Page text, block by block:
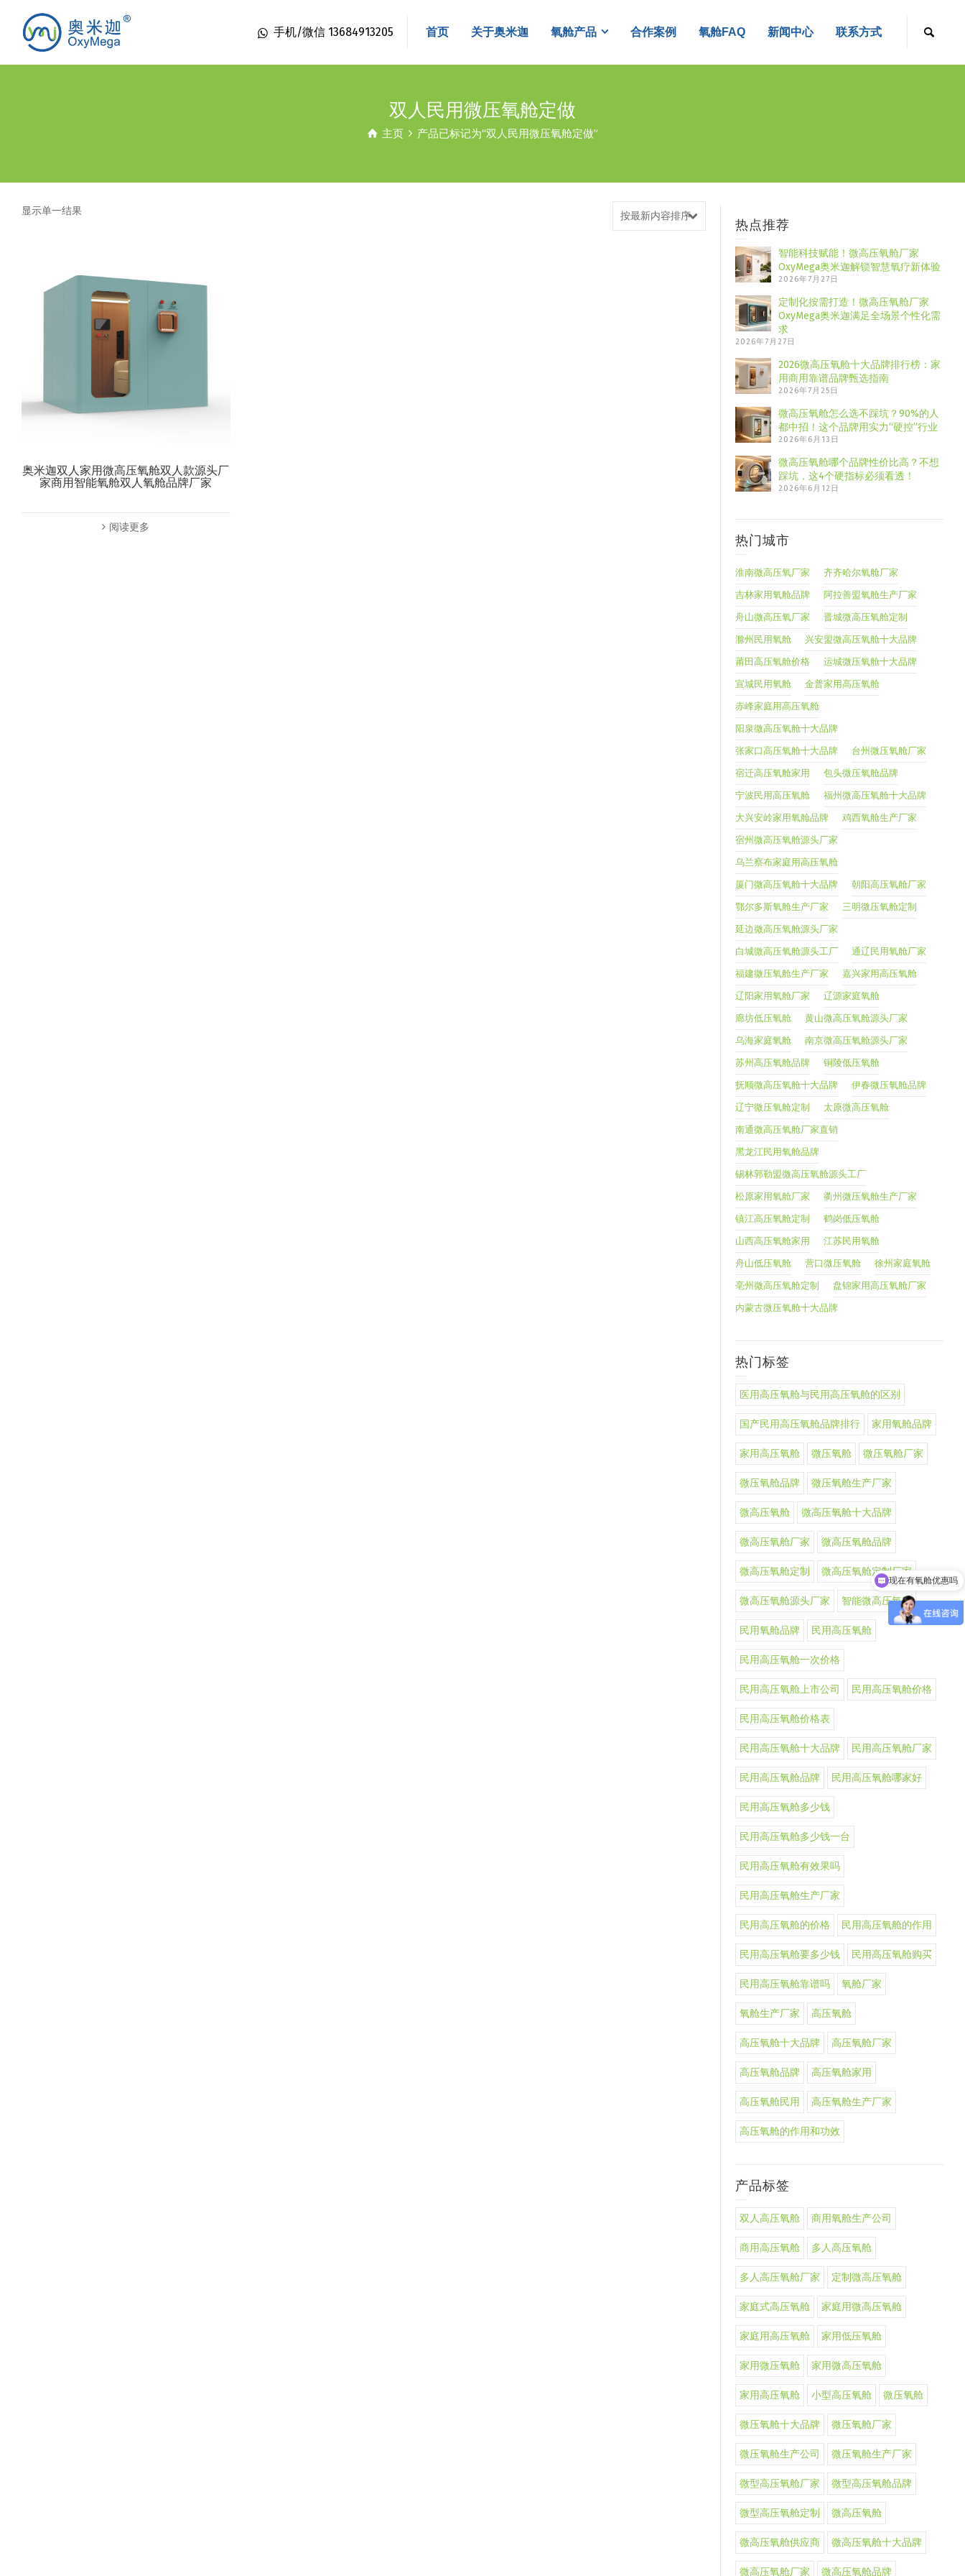
手机/微信 13684913205 首页 关于奥米迦 氧舱产品 合作案例 氧舱FAQ 新闻中心 联系方式
双人民用微压氧舱定做
主页 产品已标记为“双人民用微压氧舱定做”
显示单一结果 按最新内容排序
奥米迦双人家用微高压氧舱双人款源头厂
家商用智能氧舱双人氧舱品牌厂家
阅读更多
热点推荐
智能科技赋能！微高压氧舱厂家
OxyMega奥米迦解锁智慧氧疗新体验
2026年7月27日
定制化按需打造！微高压氧舱厂家
OxyMega奥米迦满足全场景个性化需
求
2026年7月27日
2026微高压氧舱十大品牌排行榜：家
用商用靠谱品牌甄选指南
2026年7月25日
微高压氧舱怎么选不踩坑？90%的人
都中招！这个品牌用实力“硬控”行业
2026年6月13日
微高压氧舱哪个品牌性价比高？不想
踩坑，这4个硬指标必须看透！
2026年6月12日
热门城市
淮南微高压氧厂家 齐齐哈尔氧舱厂家
吉林家用氧舱品牌 阿拉善盟氧舱生产厂家
舟山微高压氧厂家 晋城微高压氧舱定制
滁州民用氧舱 兴安盟微高压氧舱十大品牌
莆田高压氧舱价格 运城微压氧舱十大品牌
宣城民用氧舱 金普家用高压氧舱
赤峰家庭用高压氧舱
阳泉微高压氧舱十大品牌
张家口高压氧舱十大品牌 台州微压氧舱厂家
宿迁高压氧舱家用 包头微压氧舱品牌
宁波民用高压氧舱 福州微高压氧舱十大品牌
大兴安岭家用氧舱品牌 鸡西氧舱生产厂家
宿州微高压氧舱源头厂家
乌兰察布家庭用高压氧舱
厦门微高压氧舱十大品牌 朝阳高压氧舱厂家
鄂尔多斯氧舱生产厂家 三明微压氧舱定制
延边微高压氧舱源头厂家
白城微高压氧舱源头工厂 通辽民用氧舱厂家
福建微压氧舱生产厂家 嘉兴家用高压氧舱
辽阳家用氧舱厂家 辽源家庭氧舱
廊坊低压氧舱 黄山微高压氧舱源头厂家
乌海家庭氧舱 南京微高压氧舱源头厂家
苏州高压氧舱品牌 铜陵低压氧舱
抚顺微高压氧舱十大品牌 伊春微压氧舱品牌
辽宁微压氧舱定制 太原微高压氧舱
南通微高压氧舱厂家直销
黑龙江民用氧舱品牌
锡林郭勒盟微高压氧舱源头工厂
松原家用氧舱厂家 衢州微压氧舱生产厂家
镇江高压氧舱定制 鹤岗低压氧舱
山西高压氧舱家用 江苏民用氧舱
舟山低压氧舱 营口微压氧舱 徐州家庭氧舱
亳州微高压氧舱定制 盘锦家用高压氧舱厂家
内蒙古微压氧舱十大品牌
热门标签
医用高压氧舱与民用高压氧舱的区别
国产民用高压氧舱品牌排行 家用氧舱品牌
家用高压氧舱 微压氧舱 微压氧舱厂家
微压氧舱品牌 微压氧舱生产厂家
微高压氧舱 微高压氧舱十大品牌
微高压氧舱厂家 微高压氧舱品牌
微高压氧舱定制 微高压氧舱定制厂家
微高压氧舱源头厂家 智能微高压氧舱
民用氧舱品牌 民用高压氧舱
民用高压氧舱一次价格
民用高压氧舱上市公司 民用高压氧舱价格
民用高压氧舱价格表
民用高压氧舱十大品牌 民用高压氧舱厂家
民用高压氧舱品牌 民用高压氧舱哪家好
民用高压氧舱多少钱
民用高压氧舱多少钱一台
民用高压氧舱有效果吗
民用高压氧舱生产厂家
民用高压氧舱的价格 民用高压氧舱的作用
民用高压氧舱要多少钱 民用高压氧舱购买
民用高压氧舱靠谱吗 氧舱厂家
氧舱生产厂家 高压氧舱
高压氧舱十大品牌 高压氧舱厂家
高压氧舱品牌 高压氧舱家用
高压氧舱民用 高压氧舱生产厂家
高压氧舱的作用和功效
产品标签
双人高压氧舱 商用氧舱生产公司
商用高压氧舱 多人高压氧舱
多人高压氧舱厂家 定制微高压氧舱
家庭式高压氧舱 家庭用微高压氧舱
家庭用高压氧舱 家用低压氧舱
家用微压氧舱 家用微高压氧舱
家用高压氧舱 小型高压氧舱 微压氧舱
微压氧舱十大品牌 微压氧舱厂家
微压氧舱生产公司 微压氧舱生产厂家
微型高压氧舱厂家 微型高压氧舱品牌
微型高压氧舱定制 微高压氧舱
微高压氧舱供应商 微高压氧舱十大品牌
微高压氧舱厂家 微高压氧舱品牌
可以介绍下你们的氧舱产品么